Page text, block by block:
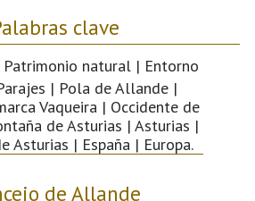
clave
natural | Entorno
| Pola de Allande |
Vaqueira | Occidente de
de Asturias | Asturias |
Asturias | España | Europa.
de Allande